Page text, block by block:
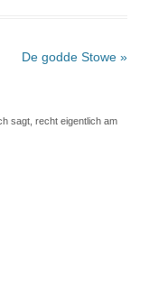
De godde Stowe »
sagt, recht eigentlich am